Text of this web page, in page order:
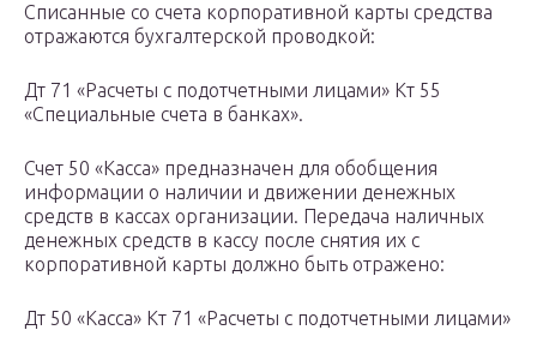
Списанные со счета корпоративной карты средства
отражаются бухгалтерской проводкой:
Дт 71 «Расчеты с подотчетными лицами» Кт 55
«Специальные счета в банках».
Счет 50 «Касса» предназначен для обобщения
информации о наличии и движении денежных
средств в кассах организации. Передача наличных
денежных средств в кассу после снятия их с
корпоративной карты должно быть отражено:
Дт 50 «Касса» Кт 71 «Расчеты с подотчетными лицами»